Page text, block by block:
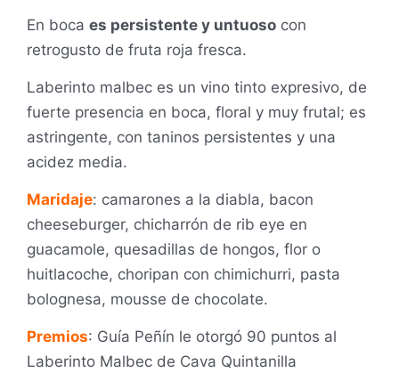
En boca es persistente y untuoso con
retrogusto de fruta roja fresca.
Laberinto malbec es un vino tinto expresivo, de
fuerte presencia en boca, floral y muy frutal; es
astringente, con taninos persistentes y una
acidez media.
Maridaje: camarones a la diabla, bacon
cheeseburger, chicharrón de rib eye en
guacamole, quesadillas de hongos, flor o
huitlacoche, choripan con chimichurri, pasta
bolognesa, mousse de chocolate.
Premios: Guía Peñín le otorgó 90 puntos al
Laberinto Malbec de Cava Quintanilla